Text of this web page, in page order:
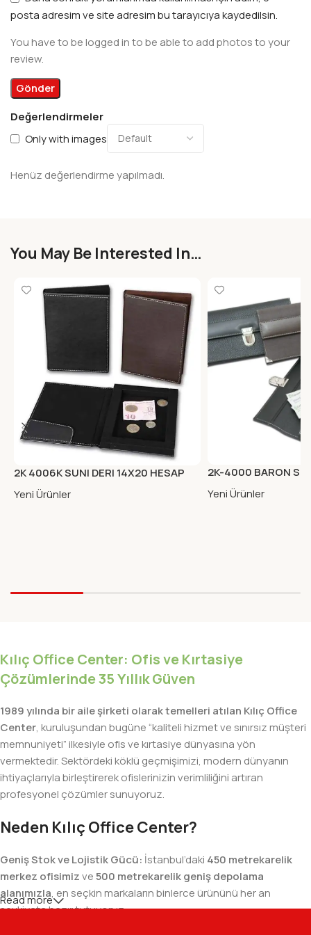
Değerlendirmeler
Only with images
Henüz değerlendirme yapılmadı.
posta adresim ve site adresim bu tarayıcıya kaydedilsin.
You have to be logged in to be able to add photos to your
review.
You May Be Interested In…
2K 4006K SUNI DERI 14X20 HESAP
KUTUSU KAHVE
Yeni Ürünler
2K-4000 BARON
PORTFOYU KAHVE
Yeni Ürünler
Kılıç Office Center: Ofis ve Kırtasiye
Çözümlerinde 35 Yıllık Güven
1989 yılında bir aile şirketi olarak temelleri atılan Kılıç Office
Center, kuruluşundan bugüne “kaliteli hizmet ve sınırsız müşteri
memnuniyeti” ilkesiyle ofis ve kırtasiye dünyasına yön
vermektedir. Sektördeki köklü geçmişimizi, modern dünyanın
ihtiyaçlarıyla birleştirerek ofislerinizin verimliliğini artıran
profesyonel çözümler sunuyoruz.
Neden Kılıç Office Center?
Geniş Stok ve Lojistik Gücü: İstanbul’daki 450 metrekarelik
merkez ofisimizve500 metrekarelik geniş depolama
alanımızla, en seçkin markaların binlerce ürününü her an
sevkiyata hazır tutuyoruz.
Read more